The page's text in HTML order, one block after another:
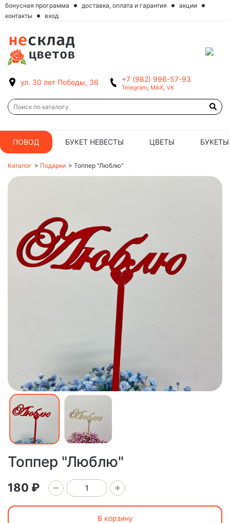
бонусная программа доставка, оплата и гарантия
акции
контакты
вход
ул. 30 лет Победы, 36 +7 (982) 996-57-93
Telegram, MAX, VK
ПОВОД БУКЕТ НЕВЕСТЫ ЦВЕТЫ БУКЕТЫ
Каталог > Подарки > Топпер "Люблю"
Топпер "Люблю"
180 ₽
В корзину